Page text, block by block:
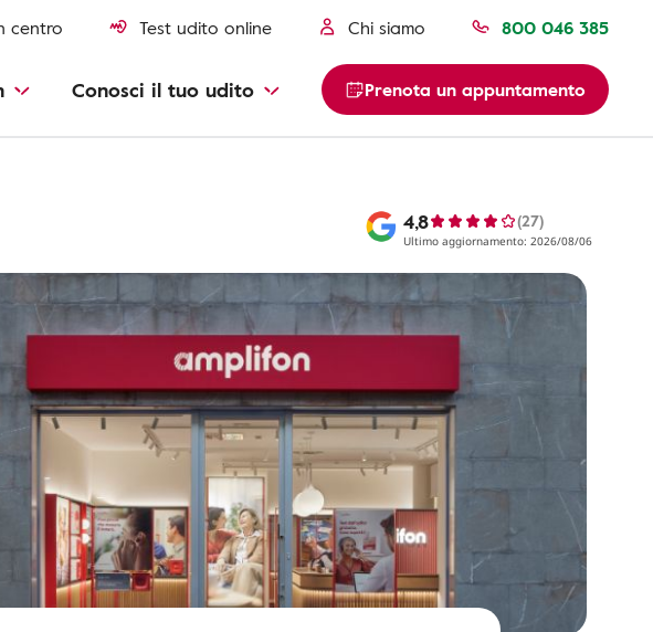
centro Test udito online Chi siamo 800 046 385
Conosci il tuo udito Prenota un appuntamento
4,8 (27)
Ultimo aggiornamento: 2026/08/06